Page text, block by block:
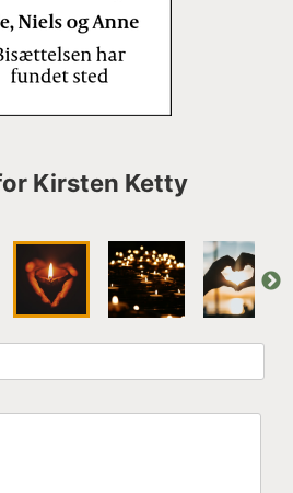
Kirsten Ketty